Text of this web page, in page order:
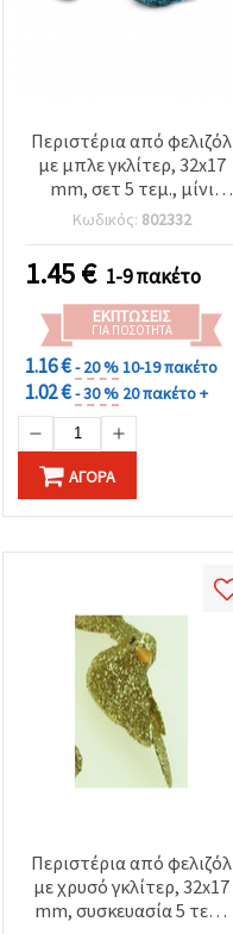
Περιστέρια από φελιζόλ
με μπλε γκλίτερ, 32x17
mm, σετ 5 τεμ., μίνι
διακοσμητικά για
χειροτεχνίες DIY,
στεφάνια &
ανθοδιακόσμηση
Κωδικός: 802332
1.45€ 1-9 πακέτο
ΕΚΠΤΏΣΕΙΣ
ΓΙΑ ΠΟΣΌΤΗΤΑ
1.16 €- 20 %10-19 πακέτο
1.02 €- 30 % 20 πακέτο +
ΑΓΟΡΆ
Περιστέρια από φελιζόλ
με χρυσό γκλίτερ, 32x17
mm, συσκευασία 5 τεμ.,